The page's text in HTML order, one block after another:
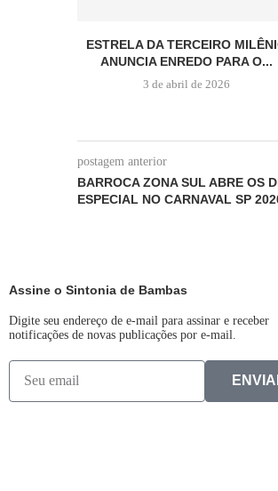
ESTRELA DA TERCEIRO
ANUNCIA ENREDO PARA O...
3 de abril de 2026
postagem anterior
BARROCA ZONA SUL ABRE OS
ESPECIAL NO CARNAVAL SP
Assine o Sintonia de Bambas
Digite seu endereço de e-mail para assinar e receber
notificações de novas publicações por e-mail.